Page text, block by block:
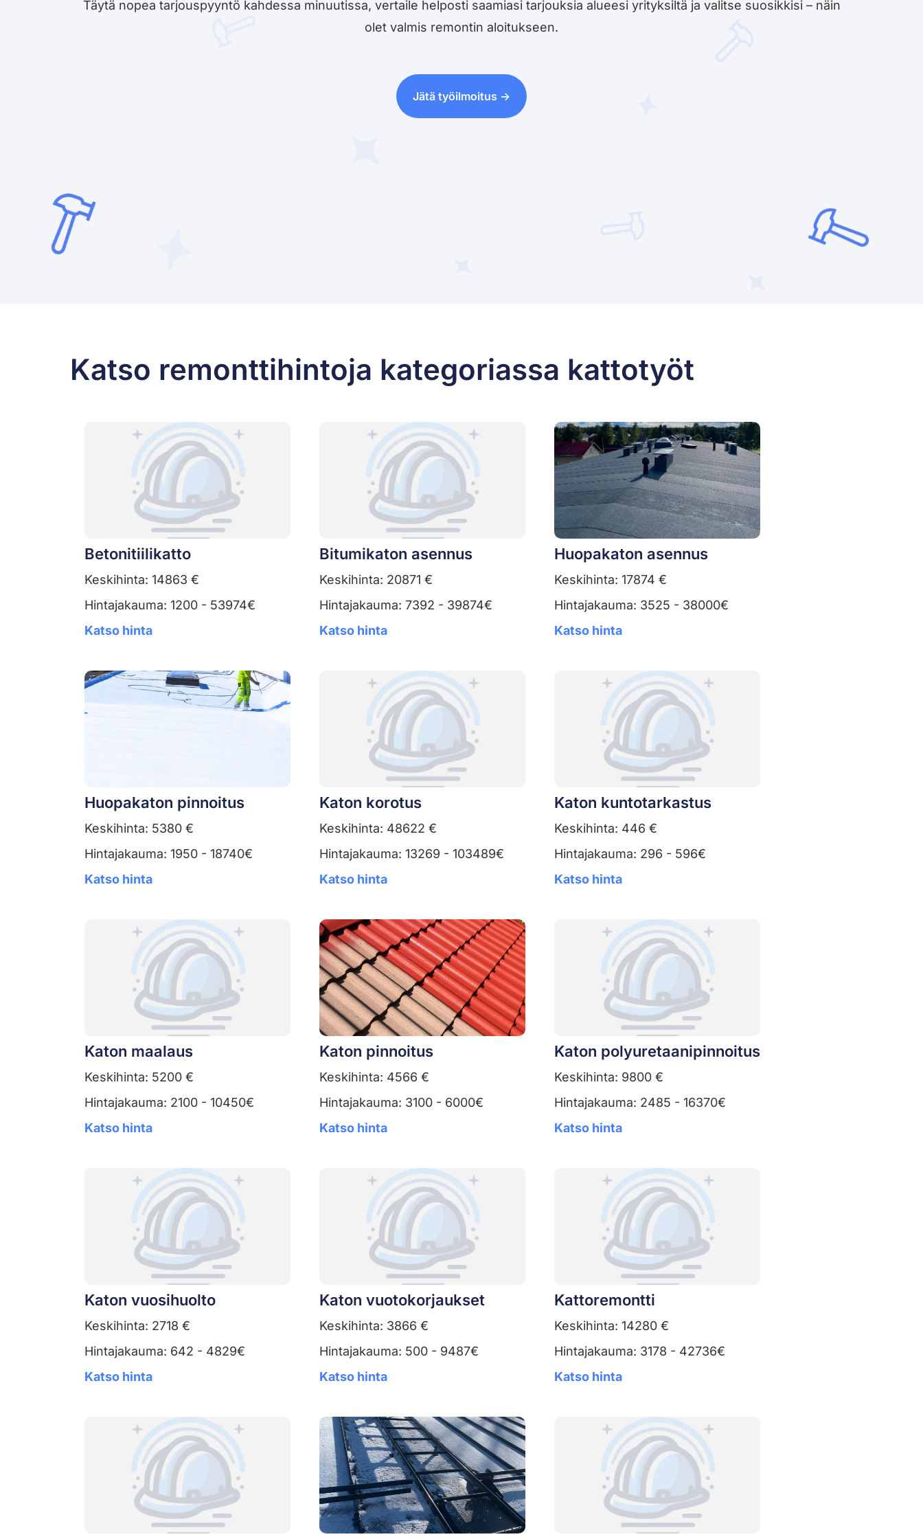
Täytä nopea tarjouspyyntö kahdessa minuutissa, vertaile helposti saamiasi tarjouksia alueesi yrityksiltä ja valitse suosikkisi – näin
olet valmis remontin aloitukseen.
Jätä työilmoitus ->
Katso remonttihintoja kategoriassa kattotyöt
Betonitiilikatto
Keskihinta: 14863 €
Hintajakauma: 1200 - 53974€
Katso hinta
Bitumikaton asennus
Keskihinta: 20871 €
Hintajakauma: 7392 - 39874€
Katso hinta
Huopakaton asennus
Keskihinta: 17874 €
Hintajakauma: 3525 - 38000€
Katso hinta
Huopakaton pinnoitus
Keskihinta: 5380 €
Hintajakauma: 1950 - 18740€
Katso hinta
Katon korotus
Keskihinta: 48622 €
Hintajakauma: 13269 - 103489€
Katso hinta
Katon kuntotarkastus
Keskihinta: 446 €
Hintajakauma: 296 - 596€
Katso hinta
Katon maalaus
Keskihinta: 5200 €
Hintajakauma: 2100 - 10450€
Katso hinta
Katon pinnoitus
Keskihinta: 4566 €
Hintajakauma: 3100 - 6000€
Katso hinta
Katon polyuretaanipinnoitus
Keskihinta: 9800 €
Hintajakauma: 2485 - 16370€
Katso hinta
Katon vuosihuolto
Keskihinta: 2718 €
Hintajakauma: 642 - 4829€
Katso hinta
Katon vuotokorjaukset
Keskihinta: 3866 €
Hintajakauma: 500 - 9487€
Katso hinta
Kattoremontti
Keskihinta: 14280 €
Hintajakauma: 3178 - 42736€
Katso hinta